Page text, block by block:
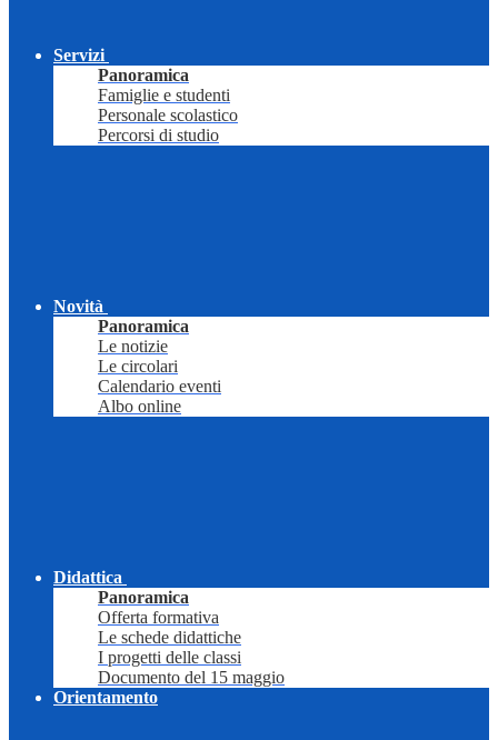
Servizi
Panoramica
Famiglie e studenti
Personale scolastico
Percorsi di studio
Novità
Panoramica
Le notizie
Le circolari
Calendario eventi
Albo online
Didattica
Panoramica
Offerta formativa
Le schede didattiche
I progetti delle classi
Documento del 15 maggio
Orientamento